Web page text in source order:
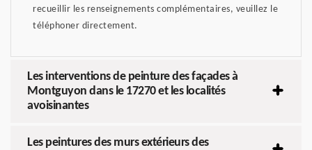
recueillir les renseignements complémentaires, veuillez le
téléphoner directement.
Les interventions de peinture des façades à
Montguyon dans le 17270 et les localités
avoisinantes
Les peintures des murs extérieurs des